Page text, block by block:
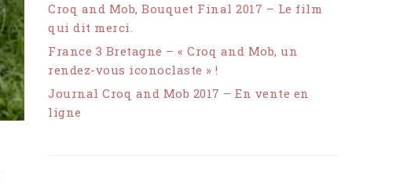
Croq and Mob, Bouquet Final 2017 – Le film
qui dit merci.
France 3 Bretagne – « Croq and Mob, un
rendez-vous iconoclaste » !
Journal Croq and Mob 2017 – En vente en
ligne